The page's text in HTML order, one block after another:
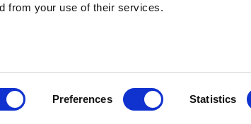
from your use of their services.
Preferences Statistics